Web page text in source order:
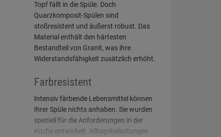
Topf fällt in die Spüle. Doch
Quarzkomposit-Spülen sind
stoßresistent und äußerst robust. Das
Material enthält den härtesten
Bestandteil von Granit, was ihre
Widerstandsfähigkeit zusätzlich erhöht.
Farbresistent
Intensiv färbende Lebensmittel können
Ihrer Spüle nichts anhaben. Sie wurden
speziell für die Anforderungen in der
Küche entwickelt. Alltagsbelastungen